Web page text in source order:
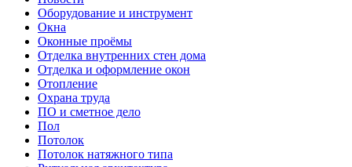
Оборудование и инструмент
Окна
Оконные проёмы
Отделка внутренних стен дома
Отделка и оформление окон
Отопление
Охрана труда
ПО и сметное дело
Пол
Потолок
Потолок натяжного типа